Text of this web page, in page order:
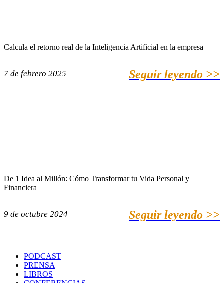
Calcula el retorno real de la Inteligencia Artificial en la empresa
7 de febrero 2025 Seguir leyendo >>
De 1 Idea al Millón: Cómo Transformar tu Vida Personal y
Financiera
9 de octubre 2024 Seguir leyendo >>
PODCAST
PRENSA
LIBROS